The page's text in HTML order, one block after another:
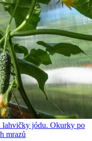
lahvičky jódu. Okurky po
mrazů